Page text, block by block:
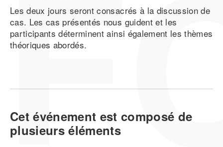
Les deux jours seront consacrés à la discussion de
cas. Les cas présentés nous guident et les
participants déterminent ainsi également les thèmes
théoriques abordés.
Cet événement est composé de
plusieurs éléments